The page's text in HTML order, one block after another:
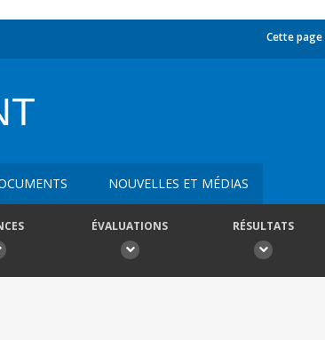
Cette page
NOUVELLES ET MÉDIAS
ÉVALUATIONS RÉSULTATS